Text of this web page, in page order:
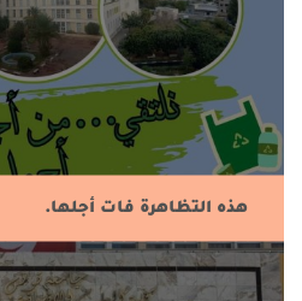
هذه التظاهرة فات أجلها.